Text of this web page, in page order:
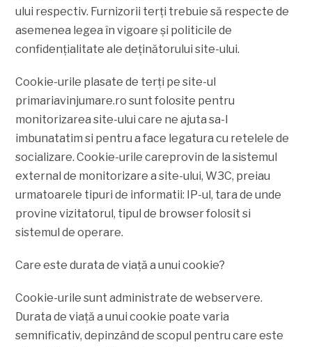
ului respectiv. Furnizorii terţi trebuie să respecte de
asemenea legea în vigoare şi politicile de
confidenţialitate ale deţinătorului site-ului.
Cookie-urile plasate de terţi pe site-ul
primariavinjumare.ro sunt folosite pentru
monitorizarea site-ului care ne ajuta sa-l
imbunatatim si pentru a face legatura cu retelele de
socializare. Cookie-urile careprovin de la sistemul
external de monitorizare a site-ului, W3C, preiau
urmatoarele tipuri de informatii: IP-ul, tara de unde
provine vizitatorul, tipul de browser folosit si
sistemul de operare.
Care este durata de viaţă a unui cookie?
Cookie-urile sunt administrate de webservere.
Durata de viaţă a unui cookie poate varia
semnificativ, depinzând de scopul pentru care este